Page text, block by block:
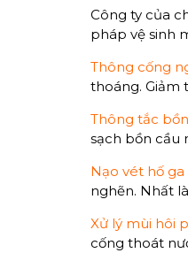
Công ty của
pháp vệ sinh
Thông cống
thoáng. Giảm
Thông tắc
sạch bồn cầu
Nạo vét hố
nghẽn. Nhất
Xử lý mùi hôi
cống thoát